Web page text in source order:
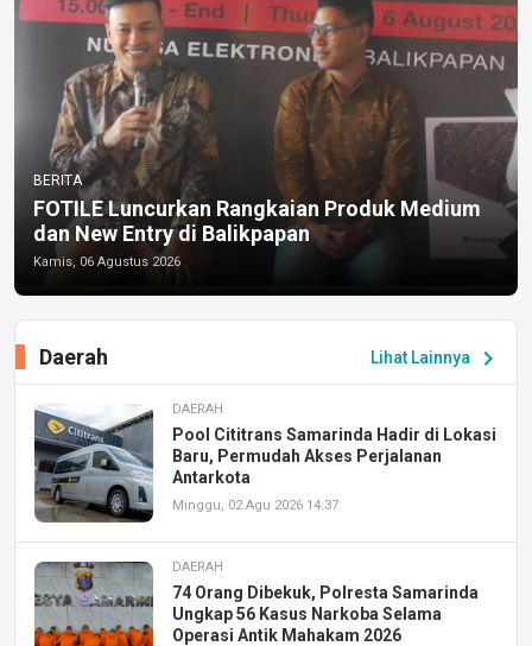
BERITA
FOTILE Luncurkan Rangkaian Produk Medium
dan New Entry di Balikpapan
Kamis, 06 Agustus 2026
Lihat Lainnya chevron_right
Daerah
DAERAH
Pool Cititrans Samarinda Hadir di Lokasi
Baru, Permudah Akses Perjalanan
Antarkota
Minggu, 02 Agu 2026 14:37
DAERAH
74 Orang Dibekuk, Polresta Samarinda
Ungkap 56 Kasus Narkoba Selama
Operasi Antik Mahakam 2026